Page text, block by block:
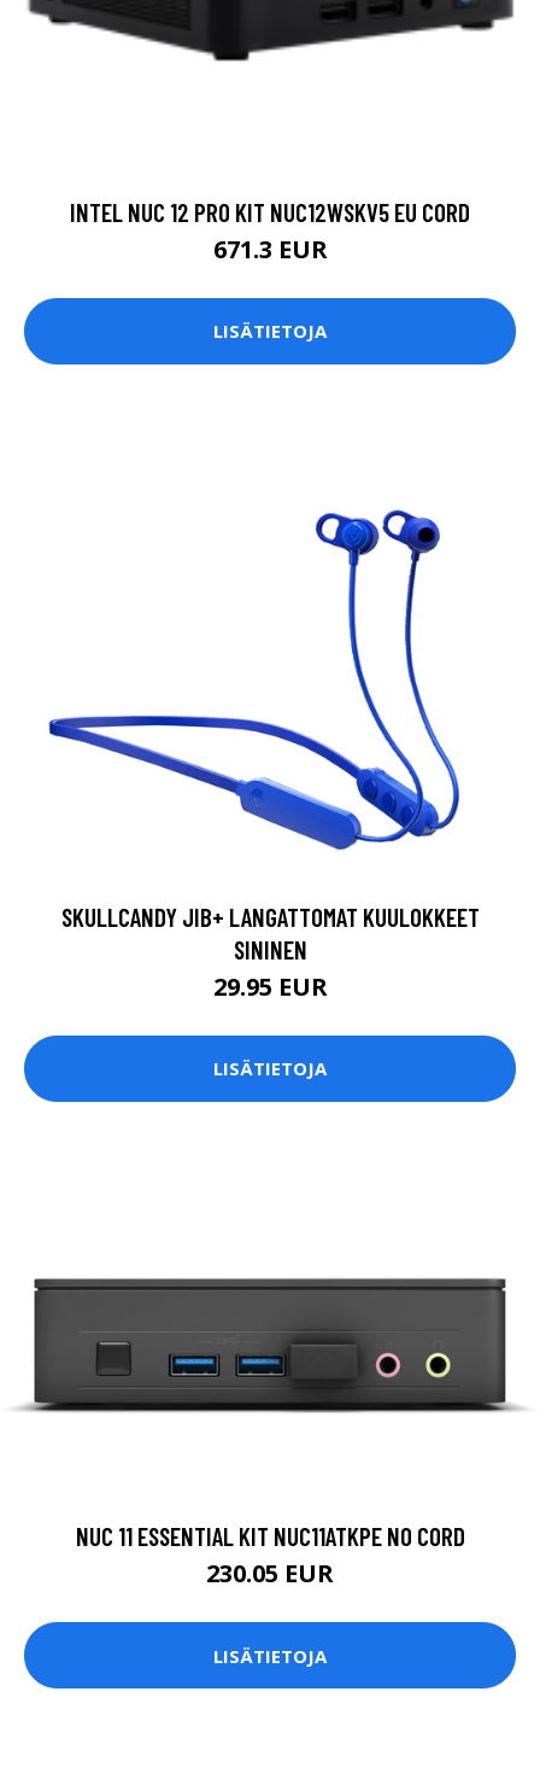
INTEL NUC 12 PRO KIT NUC12WSKV5 EU CORD
671.3 EUR
LISÄTIETOJA
SKULLCANDY JIB+ LANGATTOMAT KUULOKKEET
SININEN
29.95 EUR
LISÄTIETOJA
NUC 11 ESSENTIAL KIT NUC11ATKPE NO CORD
230.05 EUR
LISÄTIETOJA